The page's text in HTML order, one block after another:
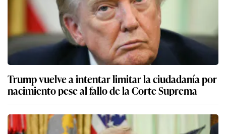
Trump vuelve a intentar limitar la ciudadanía por
nacimiento pese al fallo de la Corte Suprema